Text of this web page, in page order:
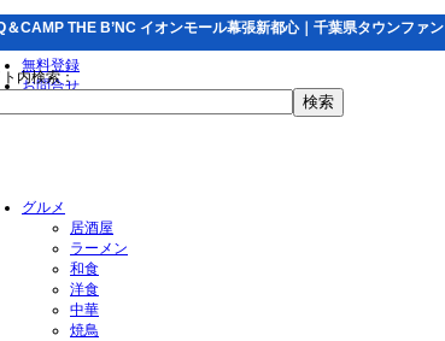
＆CAMP THE B’NC イオンモール幕張新都心｜千葉県タウンファン
無料登録
お問合せ
内検索：
グルメ
居酒屋
ラーメン
和食
洋食
中華
焼鳥